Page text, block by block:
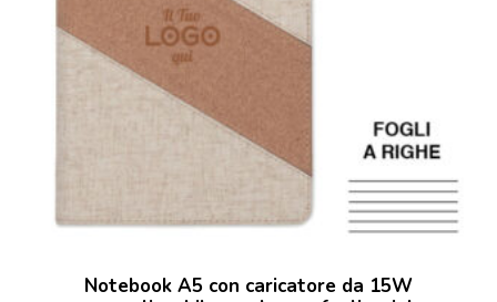
Notebook A5 con caricatore da 15W